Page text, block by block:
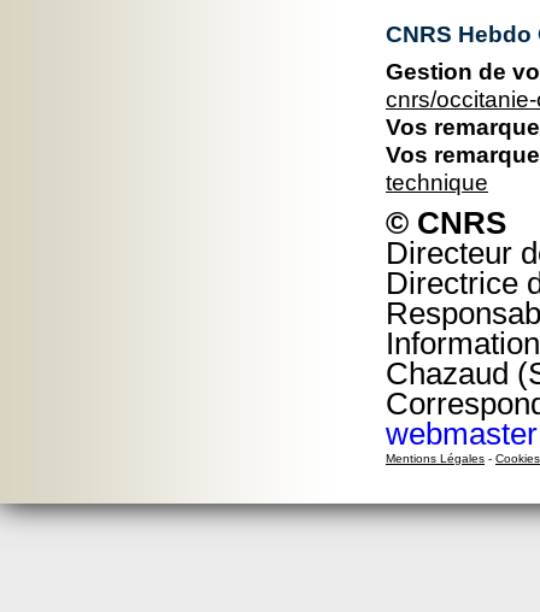
CNRS
Gestion de
cnrs/
Vos
Vos
technique
© CNRS
Directeur
Directrice
Chazaud
Mentions Légales - Cookies